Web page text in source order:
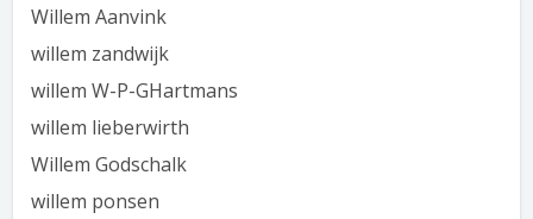
Willem Aanvink
willem zandwijk
willem W-P-GHartmans
willem lieberwirth
Willem Godschalk
willem ponsen